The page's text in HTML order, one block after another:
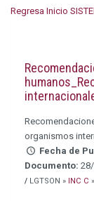
Regresa Inicio
organismos
Fecha de
Documento:
/ LGTSON » INC C »